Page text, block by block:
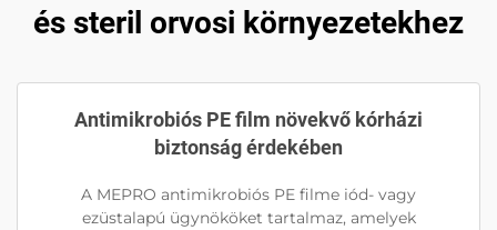
és steril orvosi környezetekhez
Antimikrobiós PE film növekvő kórházi
biztonság érdekében
A MEPRO antimikrobiós PE filme iód- vagy
ezüstalapú ügynököket tartalmaz, amelyek